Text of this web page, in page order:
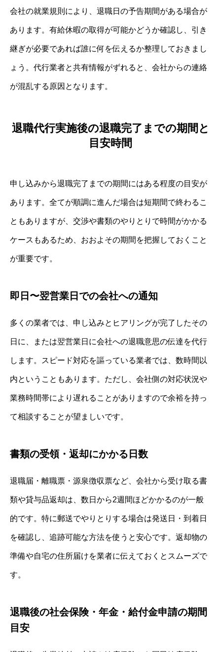
会社の就業規則により、退職日の予告期間がある場合が
あります。有給休暇の取得が可能かどうか確認し、引き
継ぎが必要であれば誰に何を伝えるか整理しておきまし
ょう。代行業者と共有情報がずれると、会社からの連絡
が混乱する原因となります。
退職代行実施後の退職完了までの期間と
目安時間
申し込みから退職完了までの期間にはある程度の目安が
あります。全てが順調に進んだ場合は短期間で終わるこ
ともありますが、交渉や書類のやりとりで時間がかかる
ケースもあるため、おおよその期間を把握しておくこと
が重要です。
即日〜翌営業日での会社への通知
多くの業者では、申し込みとヒアリングが完了したその
日に、または翌営業日に会社への退職意思の伝達を代行
します。スピード対応を謳っている業者では、数時間以
内ということもあります。ただし、会社側の対応状況や
業務時間帯により遅れることがありますので余裕を持っ
て相談することが望ましいです。
書類の受領・返却にかかる日数
退職届・離職票・源泉徴収票など、会社から受け取る書
類や貸与品返却は、数日から2週間ほどかかるのが一般
的です。特に郵送でやりとりする場合は発送日・到着日
を確認し、追跡可能な方法を使うと安心です。返却物の
準備や自宅の住所届けを業者に伝えておくとスムーズで
す。
退職後の社会保険・年金・給付金申請の期間
目安